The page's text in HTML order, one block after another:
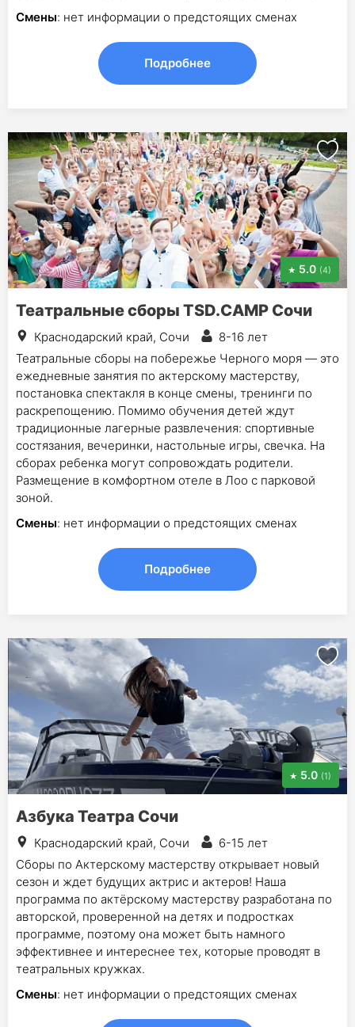
Смены: нет информации о предстоящих сменах
Подробнее
5.0 (4)
Театральные сборы TSD.CAMP Сочи
Краснодарский край, Сочи
8-16 лет
Театральные сборы на побережье Черного моря — это
ежедневные занятия по актерскому мастерству,
постановка спектакля в конце смены, тренинги по
раскрепощению. Помимо обучения детей ждут
традиционные лагерные развлечения: спортивные
состязания, вечеринки, настольные игры, свечка. На
сборах ребенка могут сопровождать родители.
Размещение в комфортном отеле в Лоо с парковой
зоной.
Смены: нет информации о предстоящих сменах
Подробнее
5.0 (1)
Азбука Театра Сочи
Краснодарский край, Сочи
6-15 лет
Сборы по Актерскому мастерству открывает новый
сезон и ждет будущих актрис и актеров! Наша
программа по актёрскому мастерству разработана по
авторской, проверенной на детях и подростках
программе, поэтому она может быть намного
эффективнее и интереснее тех, которые проводят в
театральных кружках.
Смены: нет информации о предстоящих сменах